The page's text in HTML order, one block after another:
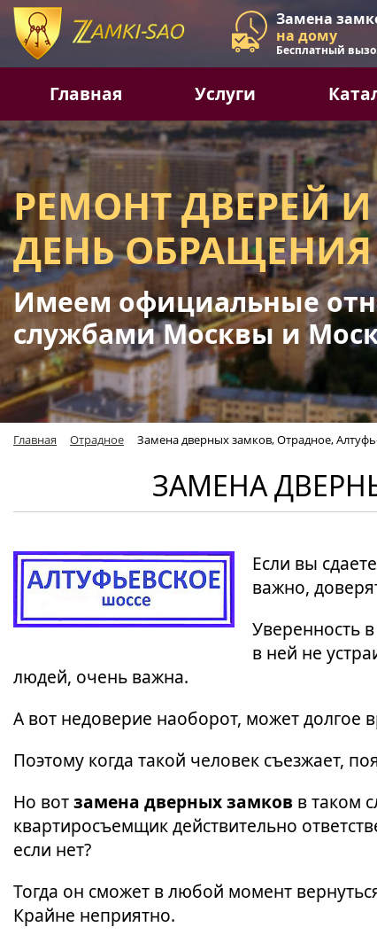
Замена
на дому
Бесплатный
Главная Услуги
РЕМОНТ ДВЕРЕЙ
ДЕНЬ ОБРАЩЕНИЯ
Имеем официальные
службами Москвы и
Главная Отрадное Замена дверных замков, Отрадное,
ЗАМЕНА
Если вы
важно,
Уверенность
в ней не
людей, очень важна.
А вот недоверие наоборот, может долгое
Поэтому когда такой человек съезжает,
Но вотзамена дверных замков в таком
квартиросъемщик действительно
если нет?
Тогда он сможет в любой момент
Крайне неприятно.